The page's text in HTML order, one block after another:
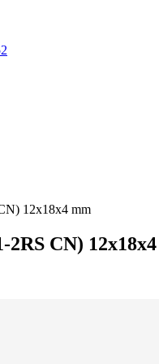
12x18x4 mm
2RS CN)